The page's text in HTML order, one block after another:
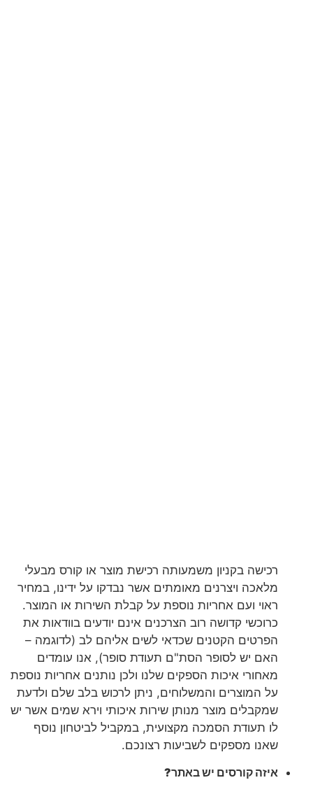
רכישה בקניון משמעותה רכישת מוצר או קורס מבעלי
מלאכה ויצרנים מאומתים אשר נבדקו על ידינו, במחיר
ראוי ועם אחריות נוספת על קבלת השירות או המוצר.
כרוכשי קדושה רוב הצרכנים אינם יודעים בוודאות את
הפרטים הקטנים שכדאי לשים אליהם לב (לדוגמה –
האם יש לסופר הסת"ם תעודת סופר), אנו עומדים
מאחורי איכות הספקים שלנו ולכן נותנים אחריות נוספת
על המוצרים והמשלוחים, ניתן לרכוש בלב שלם ולדעת
שמקבלים מוצר מנותן שירות איכותי וירא שמים אשר יש
לו תעודת הסמכה מקצועית, במקביל לביטחון נוסף
שאנו מספקים לשביעות רצונכם.
איזה קורסים יש באתר?